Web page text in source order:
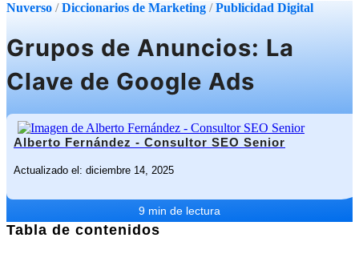
Nuverso /Diccionarios de Marketing /Publicidad Digital
Grupos de Anuncios: La
Clave de Google Ads
Alberto Fernández - Consultor SEO Senior
Actualizado el: diciembre 14, 2025
9 min de lectura
Tabla de contenidos